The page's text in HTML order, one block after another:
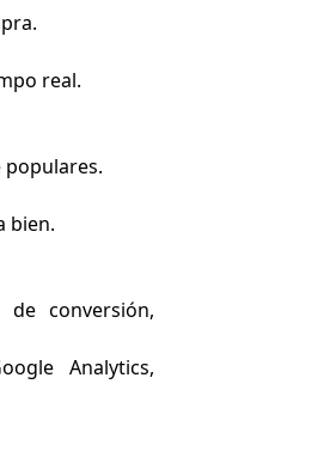
real.
populares.
bien.
conversión,
Analytics,